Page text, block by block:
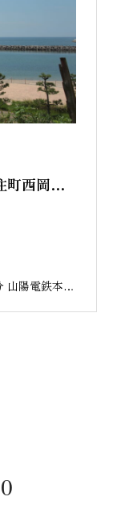
町西岡
山陽電鉄本線